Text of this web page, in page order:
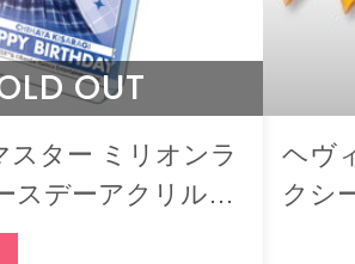
OUT
スター ミリオンラ
スデーアクリルブ
ルダー 如月千早
ヘヴ
クシ